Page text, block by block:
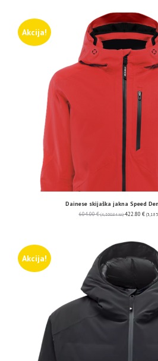
Akcija!
Dainese skijaška jakna Speed
604.00€ (4,550.84 kn) 422.80 €
Akcija!